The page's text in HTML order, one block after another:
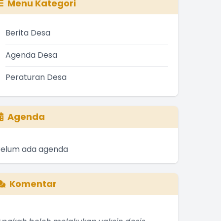
Menu Kategori
Berita Desa
Agenda Desa
Peraturan Desa
Agenda
ada agenda
Komentar